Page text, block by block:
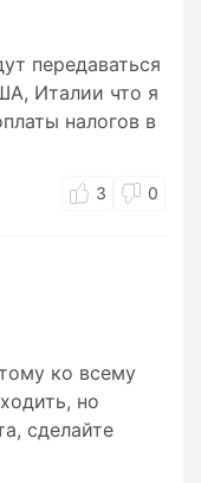
передаваться
Италии что я
налогов в
3 0
ко всему
но
сделайте